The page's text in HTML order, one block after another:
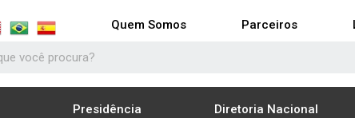
Quem Somos Parceiros
Presidência Diretoria Nacional